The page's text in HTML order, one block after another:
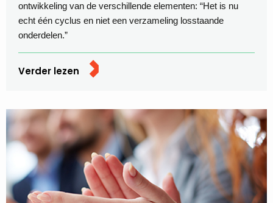
ontwikkeling van de verschillende elementen: “Het is nu
echt één cyclus en niet een verzameling losstaande
onderdelen.”
Verder lezen